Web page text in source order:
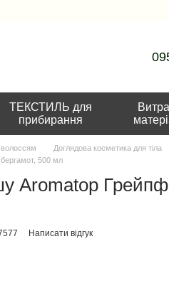
ТЕКСТИЛЬ для
прибирання
волоссям
Доглядова косметика для тіла
500 мл
Aromatop
Написати відгук